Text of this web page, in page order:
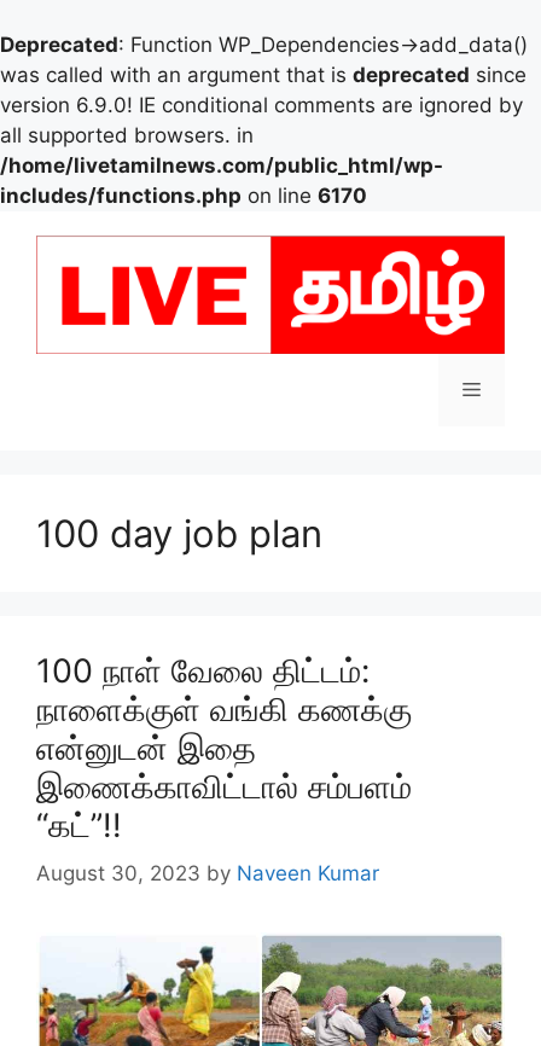
Deprecated: Function WP_Dependencies->add_data()
was called with an argument that is deprecated since
version 6.9.0! IE conditional comments are ignored by
all supported browsers. in
/home/livetamilnews.com/public_html/wp-
includes/functions.php on line 6170
Menu
100 day job plan
100 நாள் வேலை திட்டம்:
நாளைக்குள் வங்கி கணக்கு
என்னுடன் இதை
இணைக்காவிட்டால் சம்பளம்
“கட்”!!
August 30, 2023 by Naveen Kumar